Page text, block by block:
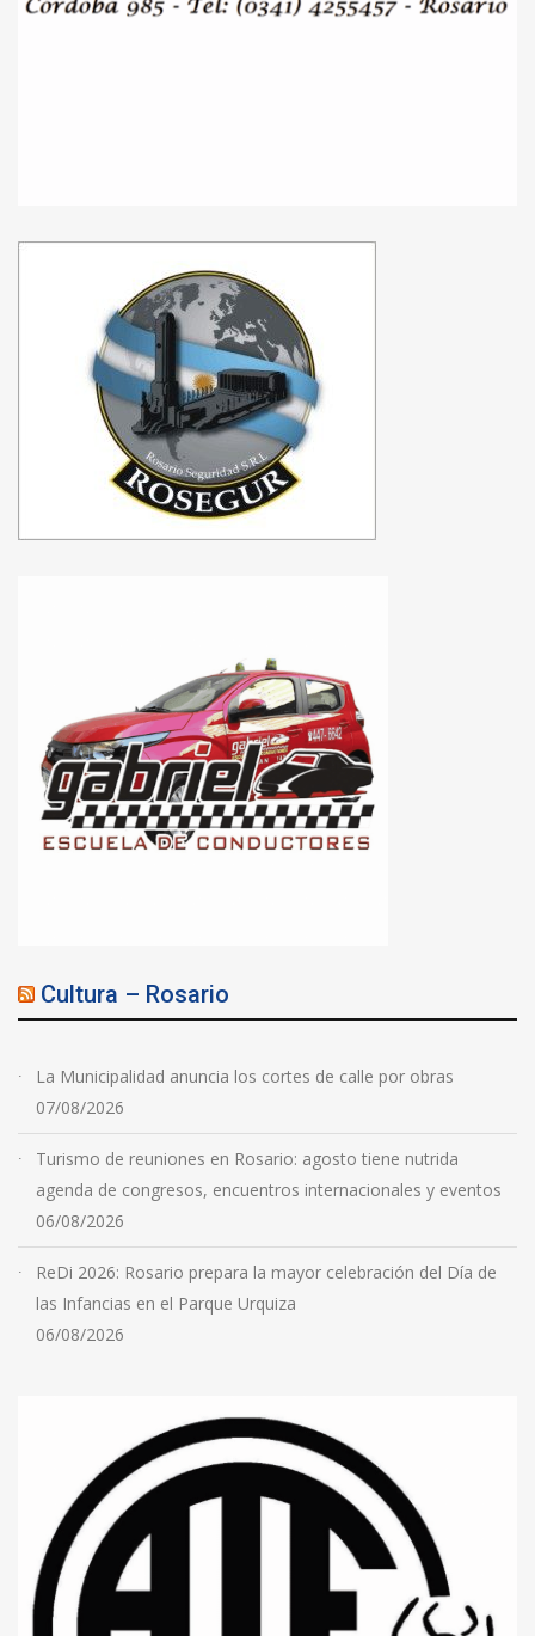
Cultura – Rosario
La Municipalidad anuncia los cortes de calle por obras
07/08/2026
Turismo de reuniones en Rosario: agosto tiene nutrida
agenda de congresos, encuentros internacionales y eventos
06/08/2026
ReDi 2026: Rosario prepara la mayor celebración del Día de
las Infancias en el Parque Urquiza
06/08/2026